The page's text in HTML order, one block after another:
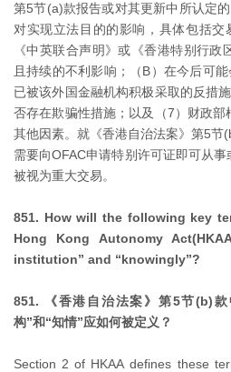
第5节(a)款报告或对其更新中所认定
对实现立法目的的影响，具体包括
《中英联合声明》或《香港特别行
且持续的不利影响；（B）在今后可
已被该外国金融机构积极采取的反措
否存在欺骗性措施；以及（7）财政
其他因素。就《香港自治法案》第5节
需要向OFAC申请特别许可证即可从
被视为重大交易。
851. How will the following key
Hong Kong Autonomy
institution” and “knowingly”?
851. 《香港自治法案》第5节(b)
构”和“知情”应如何被定义？
Section 2 of HKAA defines these